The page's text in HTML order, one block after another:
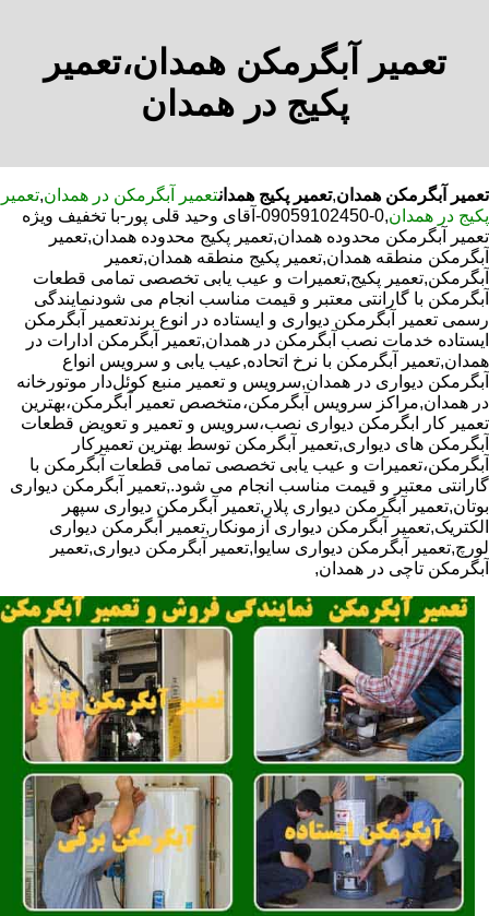
تعمیر آبگرمکن همدان،تعمیر
پکیج در همدان
تعمیر آبگرمکن همدان,تعمیر پکیج همدانتعمیر آبگرمکن در همدان,تعمیر
پکیج در همدان
,0-09059102450-آقای وحید قلی پور-با تخفیف ویژه
تعمیر آبگرمکن محدوده همدان,تعمیر پکیج محدوده همدان,تعمیر
آبگرمکن منطقه همدان,تعمیر پکیج منطقه همدان,تعمیر
آبگرمکن,تعمیر پکیج,تعمیرات و عیب یابی تخصصی تمامی قطعات
آبگرمکن با گارانتی معتبر و قیمت مناسب انجام می شودنمایندگی
رسمی تعمیر آبگرمکن دیواری و ایستاده در انوع برندتعمیر آبگرمکن
ایستاده خدمات نصب آبگرمکن در همدان,تعمیر آبگرمکن ادارات در
همدان,تعمیر آبگرمکن با نرخ اتحاده,عیب یابی و سرویس انواع
آبگرمکن دیواری در همدان,سرویس و تعمیر منبع کوئل‌دار موتورخانه
در همدان,مراکز سرویس آبگرمکن،متخصص تعمیر آبگرمکن،بهترین
تعمیر کار ابگرمکن دیواری نصب،سرویس و تعمیر و تعویض قطعات
آبگرمکن های دیواری,تعمیر آبگرمکن توسط بهترین تعمیرکار
آبگرمکن،تعمیرات و عیب یابی تخصصی تمامی قطعات آبگرمکن با
گارانتی معتبر و قیمت مناسب انجام می شود.,تعمیر آبگرمکن دیواری
بوتان,تعمیر آبگرمکن دیواری پلار,تعمیر آبگرمکن دیواری سپهر
الکتریک,تعمیر آبگرمکن دیواری آزمونکار,تعمیر آبگرمکن دیواری
لورچ,تعمیر آبگرمکن دیواری سایوا,تعمیر آبگرمکن دیواری,تعمیر
آبگرمکن تاچی در همدان,